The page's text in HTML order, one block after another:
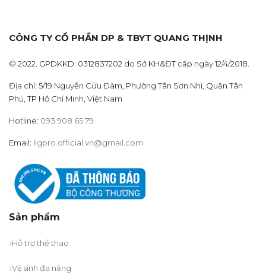
CÔNG TY CỔ PHẦN DP & TBYT QUANG THỊNH
© 2022. GPDKKD: 0312837202 do Sở KH&ĐT cấp ngày 12/4/2018.
Địa chỉ: 5/19 Nguyễn Cửu Đàm, Phường Tân Sơn Nhì, Quận Tân
Phú, TP Hồ Chí Minh, Việt Nam
Hotline: 093 908 65 79
Email: ligpro.official.vn@gmail.com
Sản phẩm
Hỗ trợ thể thao
Vệ sinh đa năng